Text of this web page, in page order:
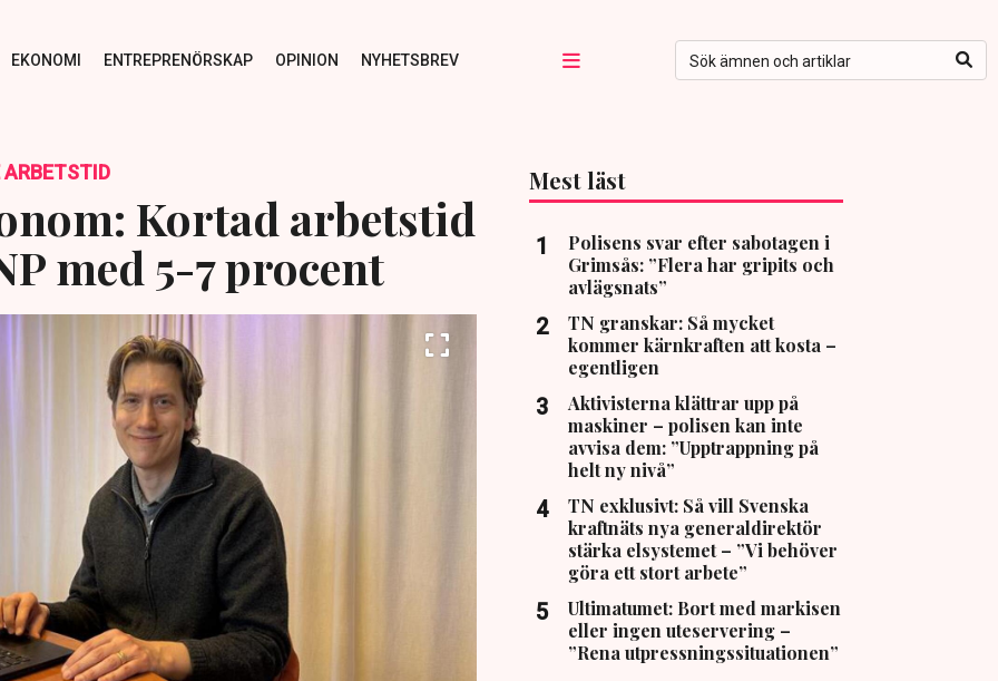
EKONOMI ENTREPRENÖRSKAP OPINION NYHETSBREV
ARBETSTID
Kortad arbetstid
med 5-7 procent
Mest läst
Polisens svar efter sabotagen i
Grimsås: ”Flera har gripits och
avlägsnats”
TN granskar: Så mycket
kommer kärnkraften att kosta –
egentligen
Aktivisterna klättrar upp på
maskiner – polisen kan inte
avvisa dem: ”Upptrappning på
helt ny nivå”
TN exklusivt: Så vill Svenska
kraftnäts nya generaldirektör
stärka elsystemet – ”Vi behöver
göra ett stort arbete”
Ultimatumet: Bort med markisen
eller ingen uteservering –
”Rena utpressningssituationen”